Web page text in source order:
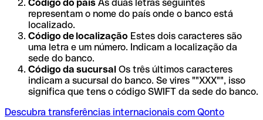
Código do país As duas letras seguintes
representam o nome do país onde o banco está
localizado.
Código de localização Estes dois caracteres são
uma letra e um número. Indicam a localização da
sede do banco.
Código da sucursal Os três últimos caracteres
indicam a sucursal do banco. Se vires ""XXX"", isso
significa que tens o código SWIFT da sede do banco.
Descubra transferências internacionais com Qonto